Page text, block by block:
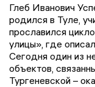
Глеб Иванович
родился в Туле,
прославился
улицы», где
Сегодня один из
объектов,
Тургеневской –